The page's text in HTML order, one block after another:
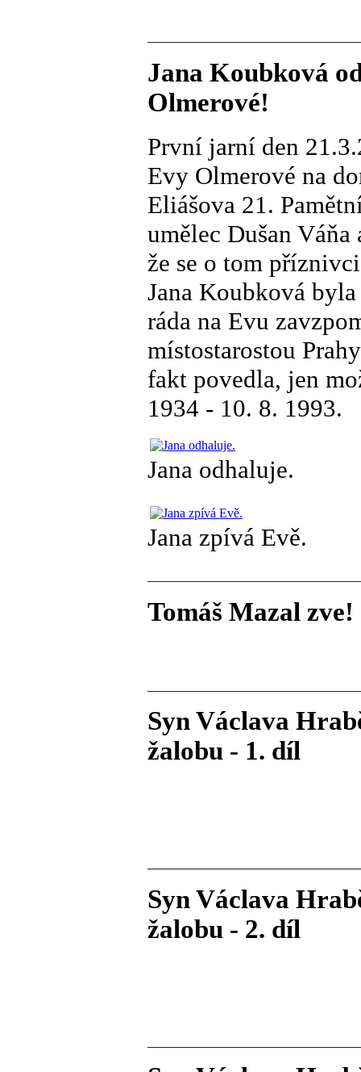
Jana Koubková
Olmerové!
První jarní den
Evy Olmerové na
Eliášova 21.
umělec Dušan
že se o tom
Jana Koubková
ráda na Evu
místostarostou
fakt povedla, jen
1934 - 10. 8. 1993.
Jana odhaluje.
Jana zpívá Evě.
Tomáš Mazal
Syn Václava
žalobu - 1. díl
Syn Václava
žalobu - 2. díl